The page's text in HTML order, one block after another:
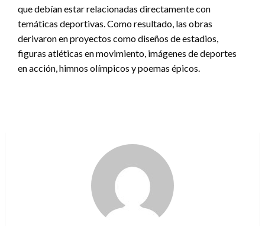
que debían estar relacionadas directamente con
temáticas deportivas. Como resultado, las obras
derivaron en proyectos como diseños de estadios,
figuras atléticas en movimiento, imágenes de deportes
en acción, himnos olímpicos y poemas épicos.